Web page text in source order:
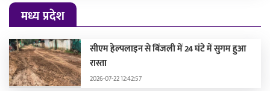
मध्य प्रदेश
सीएम हेल्पलाइन से बिंजली में 24 घंटे में सुगम हुआ
रास्ता
2026-07-22 12:42:57